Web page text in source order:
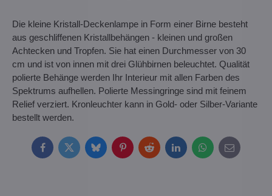
Die kleine Kristall-Deckenlampe in Form einer Birne besteht
aus geschliffenen Kristallbehängen - kleinen und großen
Achtecken und Tropfen. Sie hat einen Durchmesser von 30
cm und ist von innen mit drei Glühbirnen beleuchtet. Qualität
polierte Behänge werden Ihr Interieur mit allen Farben des
Spektrums aufhellen. Polierte Messingringe sind mit feinem
Relief verziert. Kronleuchter kann in Gold- oder Silber-Variante
bestellt werden.
FacebookTwitterBlueskyPinterestRedditLinkedInWhatsApp
E-
mail